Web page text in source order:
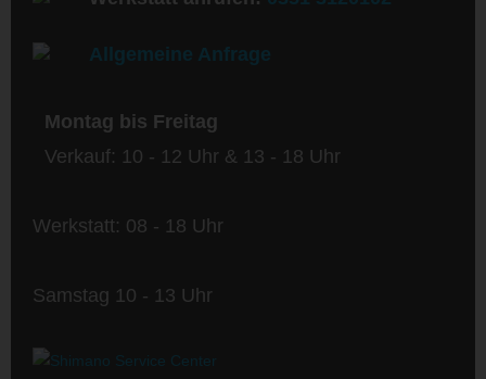
Allgemeine Anfrage
Montag bis Freitag
Verkauf: 10 - 12 Uhr & 13 - 18 Uhr
Werkstatt: 08 - 18 Uhr
Samstag 10 - 13 Uhr